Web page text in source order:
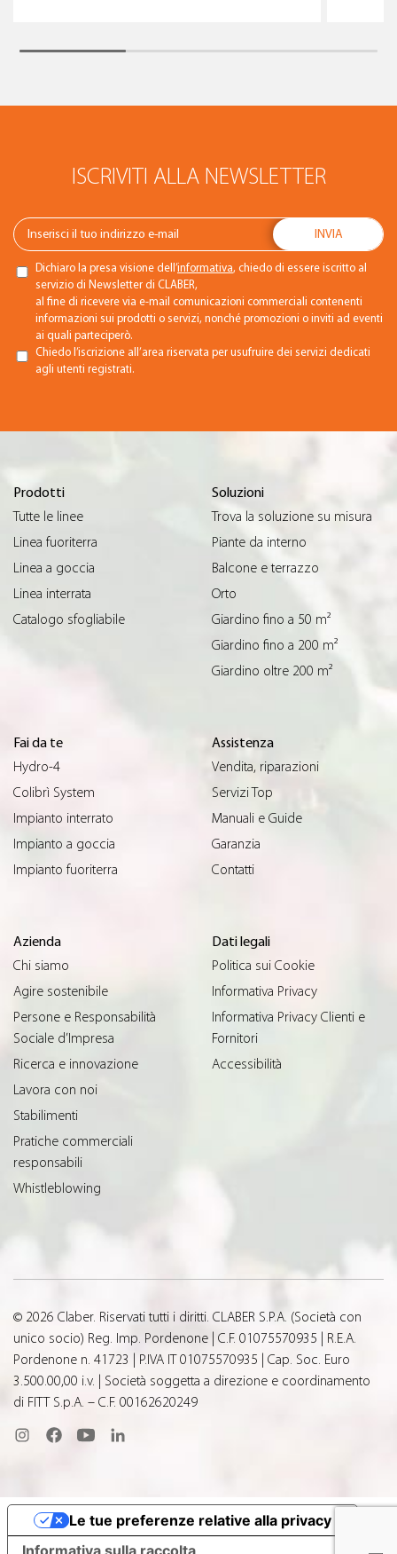
ISCRIVITI ALLA NEWSLETTER
Dichiaro la presa visione dell’informativa, chiedo di essere iscritto al
servizio di Newsletter di CLABER,
al fine di ricevere via e-mail comunicazioni commerciali contenenti
informazioni sui prodotti o servizi, nonché promozioni o inviti ad eventi
ai quali parteciperò.
Chiedo l’iscrizione all’area riservata per usufruire dei servizi dedicati
agli utenti registrati.
Prodotti
Tutte le linee
Linea fuoriterra
Linea a goccia
Linea interrata
Catalogo sfogliabile
Soluzioni
Trova la soluzione su misura
Piante da interno
Balcone e terrazzo
Orto
Giardino fino a 50 m²
Giardino fino a 200 m²
Giardino oltre 200 m²
Fai da te
Hydro-4
Colibrì System
Impianto interrato
Impianto a goccia
Impianto fuoriterra
Assistenza
Vendita, riparazioni
Servizi Top
Manuali e Guide
Garanzia
Contatti
Azienda
Chi siamo
Agire sostenibile
Persone e Responsabilità
Sociale d’Impresa
Ricerca e innovazione
Lavora con noi
Stabilimenti
Pratiche commerciali
responsabili
Whistleblowing
Dati legali
Politica sui Cookie
Informativa Privacy
Informativa Privacy Clienti e
Fornitori
Accessibilità
© 2026 Claber. Riservati tutti i diritti. CLABER S.P.A. (Società con
unico socio) Reg. Imp. Pordenone | C.F. 01075570935 | R.E.A.
Pordenone n. 41723 | P.IVA IT 01075570935 | Cap. Soc. Euro
3.500.00,00 i.v. | Società soggetta a direzione e coordinamento
di FITT S.p.A. – C.F. 00162620249
Le tue preferenze relative alla privacy